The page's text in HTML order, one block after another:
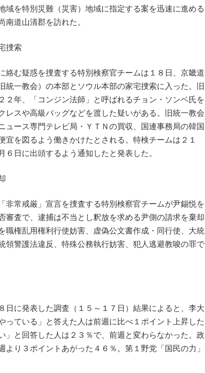
域を特別災難（災害）地域に指定する案を迅速に進める
南道山清郡を訪れた。
捜索
絡む疑惑を捜査する特別検察官チームは１８日、京畿道
統一教会）の本部とソウル本部の家宅捜索に入った。旧
２年、「コンジン法師」と呼ばれるチョン・ソンベ氏を
レスや高級バッグなどを渡した疑いがある。旧統一教会
ュース専門テレビ局・ＹＴＮの買収、国連事務局の韓国
を図るよう働きかけたとされる。特検チームは２１
６日に出頭するよう通知したと発表した。
非常戒厳」宣言を捜査する特別検察官チームが尹錫悦を
審査で、逮捕は不当とし釈放を求める尹側の請求を棄却
職権乱用権利行使妨害、虚偽公文書作成・同行使、大統
領警護法違反、特殊公務執行妨害、犯人逃避教唆の罪で
日に発表した調査（１５～１７日）結果によると、李大
っている」と答えた人は前週に比べ１ポイント上昇した
」と回答した人は２３％で、前週と変わらなかった。政
より３ポイントあがった４６％。第１野党「国民の力」